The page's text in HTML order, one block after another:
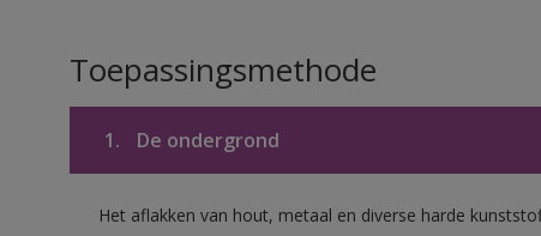
Toepassingsmethode
1. De ondergrond
Het aflakken van hout, metaal en diverse harde